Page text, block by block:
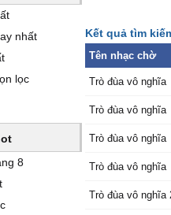
nhất
lọc
8
Kết quả tìm
Tên nhạc chờ
Trò đùa vô nghĩa
Trò đùa vô nghĩa
Trò đùa vô nghĩa
Trò đùa vô nghĩa
Trò đùa vô nghĩa